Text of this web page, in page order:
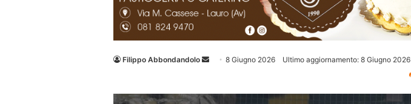
Filippo Abbondandolo
Invia 8 Giugno 2026
Ultimo aggiornamento: 8 Giugno 2026